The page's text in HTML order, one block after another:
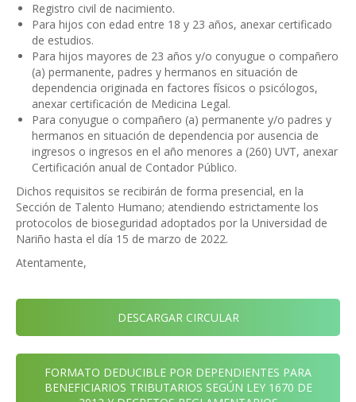
Registro civil de nacimiento.
Para hijos con edad entre 18 y 23 años, anexar certificado
de estudios.
Para hijos mayores de 23 años y/o conyugue o compañero
(a) permanente, padres y hermanos en situación de
dependencia originada en factores físicos o psicólogos,
anexar certificación de Medicina Legal.
Para conyugue o compañero (a) permanente y/o padres y
hermanos en situación de dependencia por ausencia de
ingresos o ingresos en el año menores a (260) UVT, anexar
Certificación anual de Contador Público.
Dichos requisitos se recibirán de forma presencial, en la
Sección de Talento Humano; atendiendo estrictamente los
protocolos de bioseguridad adoptados por la Universidad de
Nariño hasta el día 15 de marzo de 2022.
Atentamente,
DESCARGAR CIRCULAR
FORMATO DEDUCIBLE POR DEPENDIENTES PARA
BENEFICIARIOS TRIBUTARIOS SEGÚN LEY 1670 DE